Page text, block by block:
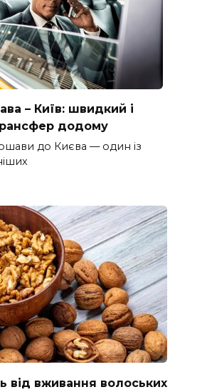
– Київ: швидкий і
додому
до Києва — один із
від вживання волоських